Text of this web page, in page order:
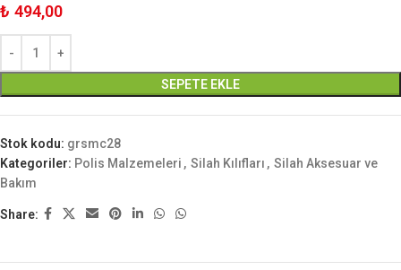
₺ 494,00
SEPETE EKLE
Stok kodu: grsmc28
Kategoriler: Polis Malzemeleri , Silah Kılıfları , Silah Aksesuar ve
Bakım
Share: